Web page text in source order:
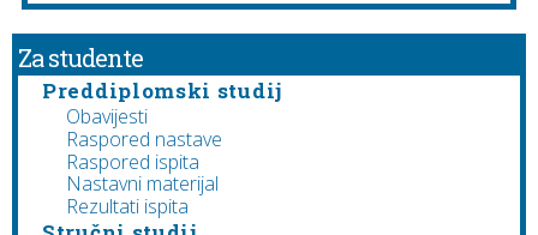
Za studente
Preddiplomski studij
Obavijesti
Raspored nastave
Raspored ispita
Nastavni materijal
Rezultati ispita